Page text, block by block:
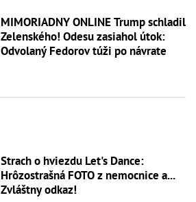
MIMORIADNY ONLINE Trump schladil
Zelenského! Odesu zasiahol útok:
Odvolaný Fedorov túži po návrate
Strach o hviezdu Let's Dance:
Hrôzostrašná FOTO z nemocnice a...
Zvláštny odkaz!